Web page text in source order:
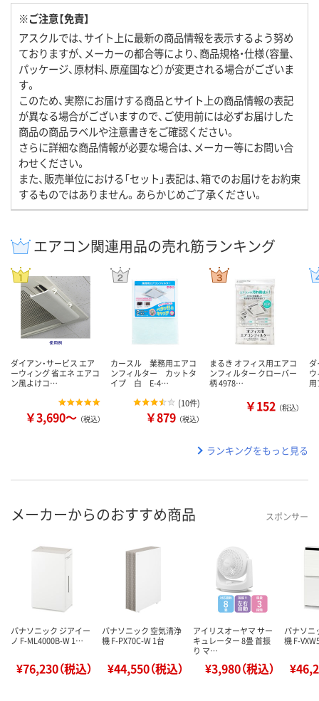
※ご注意【免責】
アスクルでは、サイト上に最新の商品情報を表示するよう努め
ておりますが、メーカーの都合等により、商品規格・仕様（容量、
パッケージ、原材料、原産国など）が変更される場合がございま
す。
このため、実際にお届けする商品とサイト上の商品情報の表記
が異なる場合がございますので、ご使用前には必ずお届けした
商品の商品ラベルや注意書きをご確認ください。
さらに詳細な商品情報が必要な場合は、メーカー等にお問い合
わせください。
また、販売単位における「セット」表記は、箱でのお届けをお約束
するものではありません。あらかじめご了承ください。
エアコン関連用品の売れ筋ランキング
ダイアン・サービス エア
ーウィング 省エネ エアコ
ン風よけコ…
￥3,690～ （税込）
カースル 業務用エアコ
ンフィルター カットタ
イプ 白 E-4…
(10件)
￥879 （税込）
まるき オフィス用エアコ
ンフィルター クローバー
柄 4978…
￥152 （税込）
ウ
ランキングをもっと見る
メーカーからのおすすめ商品 スポンサー
パナソニック ジアイー
ノ F-ML4000B-W 1…
¥76,230（税込）
パナソニック 空気清浄
機 F-PX70C-W 1台
¥44,550（税込）
アイリスオーヤマ サー
キュレーター 8畳 首振
り マ…
¥3,980（税込）
パナソニ
機 F-